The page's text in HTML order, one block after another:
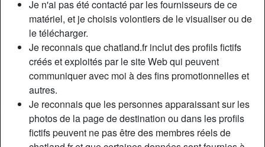
Je n'ai pas été contacté par les fournisseurs de ce
matériel, et je choisis volontiers de le visualiser ou de
le télécharger.
Je reconnais que chatland.fr inclut des profils fictifs
créés et exploités par le site Web qui peuvent
communiquer avec moi à des fins promotionnelles et
autres.
Je reconnais que les personnes apparaissant sur les
photos de la page de destination ou dans les profils
fictifs peuvent ne pas être des membres réels de
Sexe:
Femme
Sexualité:
Relation:
Célibataire
Couleur des cheveux:
Foncé
Couleur des yeux:
Brun
Fumeur(euse):
Description